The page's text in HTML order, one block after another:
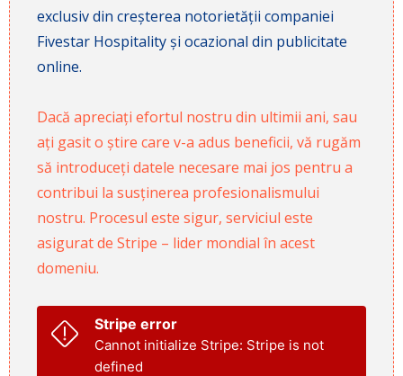
exclusiv din creșterea notorietății companiei
Fivestar Hospitality și ocazional din publicitate
online.
Dacă apreciați efortul nostru din ultimii ani, sau
ați gasit o știre care v-a adus beneficii, vă rugăm
să introduceți datele necesare mai jos pentru a
contribui la susținerea profesionalismului
nostru. Procesul este sigur, serviciul este
asigurat de Stripe – lider mondial în acest
domeniu.
Stripe error
Cannot initialize Stripe: Stripe is not
defined